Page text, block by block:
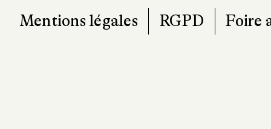
Mentions légales RGPD Foire